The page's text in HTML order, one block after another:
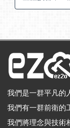
我們是一群平凡的
我們有一群前衛的
我們將理念與技術